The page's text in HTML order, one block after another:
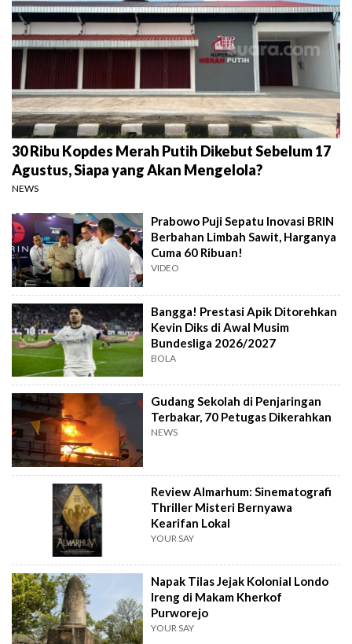
30 Ribu Kopdes Merah Putih Dikebut Sebelum 17
Agustus, Siapa yang Akan Mengelola?
NEWS
Prabowo Puji Sepatu Inovasi BRIN
Berbahan Limbah Sawit, Harganya
Cuma 60 Ribuan!
VIDEO
Bangga! Prestasi Apik Ditorehkan
Kevin Diks di Awal Musim
Bundesliga 2026/2027
BOLA
Gudang Sekolah di Penjaringan
Terbakar, 70 Petugas Dikerahkan
NEWS
Review Almarhum: Sinematografi
Thriller Misteri Bernyawa
Kearifan Lokal
YOUR SAY
Napak Tilas Jejak Kolonial Londo
Ireng di Makam Kherkof
Purworejo
YOUR SAY